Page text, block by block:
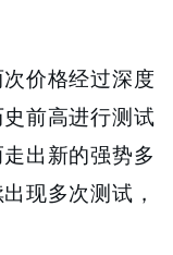
价格经过深度
前高进行测试
出新的强势多
现多次测试，